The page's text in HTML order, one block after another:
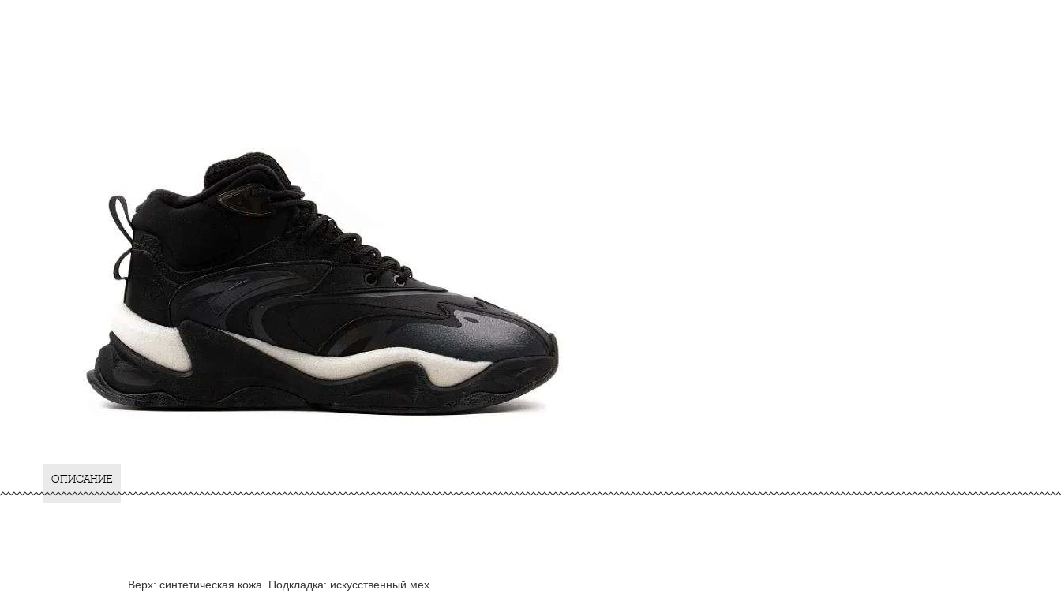
ОПИСАНИЕ
Верх: синтетическая кожа. Подкладка: искусственный мех.